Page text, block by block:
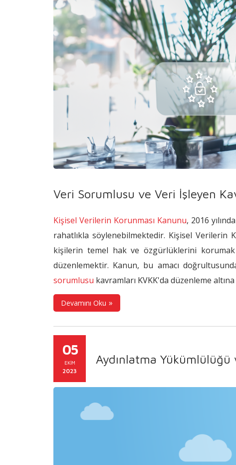
Veri Sorumlusu ve Veri İşleyen
Kişisel Verilerin Korunması Kanunu, 2016
rahatlıkla söylenebilmektedir. Kişisel Verilerin
kişilerin temel hak ve özgürlüklerini
düzenlemektir. Kanun, bu amacı
sorumlusu kavramları KVKK'da düzenleme
Devamını Oku
05
EKIM
2023
Aydınlatma Yükümlülüğü